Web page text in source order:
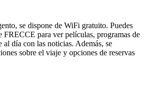
se dispone de WiFi gratuito. Puedes
FRECCE para ver películas, programas de
al día con las noticias. Además, se
sobre el viaje y opciones de reservas